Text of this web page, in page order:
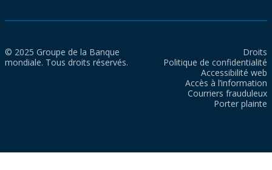
© 2025 Groupe de la Banque
mondiale. Tous droits réservés.
Droits
Politique de confidentialité
Accessibilité web
Accès à l’information
Courriers frauduleux
Porter plainte